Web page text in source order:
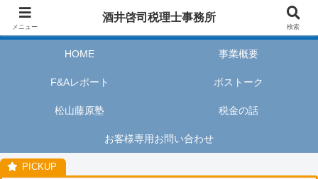
酒井啓司税理士事務所は、お客様が私たちのサービスを利用するときに、安心
HOME 事業概要
F&Aレポート ボストーク
松山藤原塾 税金の話
お客様専用お問い合わせ
メニュー
酒井啓司税理士事務所
検索